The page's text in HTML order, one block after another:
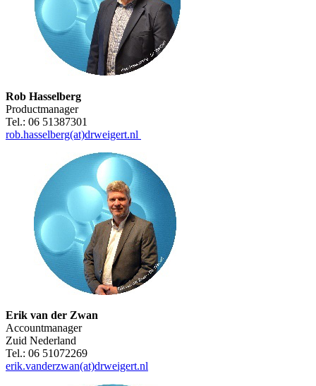
Rob Hasselberg
Productmanager
Tel.: 06 51387301
rob.hasselberg(at)drweigert.nl
Erik van der Zwan
Accountmanager
Zuid Nederland
Tel.: 06 51072269
erik.vanderzwan(at)drweigert.nl